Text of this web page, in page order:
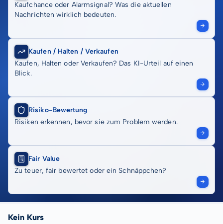
Kaufchance oder Alarmsignal? Was die aktuellen
Nachrichten wirklich bedeuten.
Kaufen / Halten / Verkaufen
Kaufen, Halten oder Verkaufen? Das KI-Urteil auf einen
Blick.
Risiko-Bewertung
Risiken erkennen, bevor sie zum Problem werden.
Fair Value
Zu teuer, fair bewertet oder ein Schnäppchen?
Kein Kurs